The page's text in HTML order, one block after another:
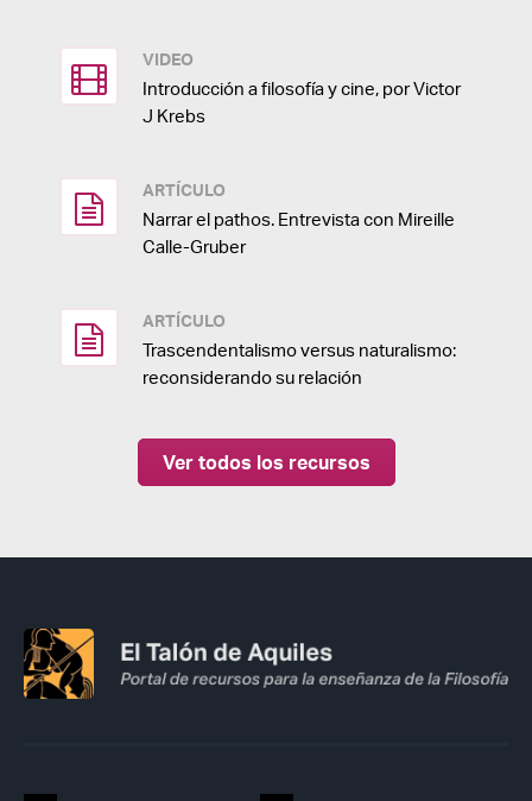
VIDEO
Introducción a filosofía y cine, por Victor
J Krebs
ARTÍCULO
Narrar el pathos. Entrevista con Mireille
Calle-Gruber
ARTÍCULO
Trascendentalismo versus naturalismo:
reconsiderando su relación
Ver todos los recursos